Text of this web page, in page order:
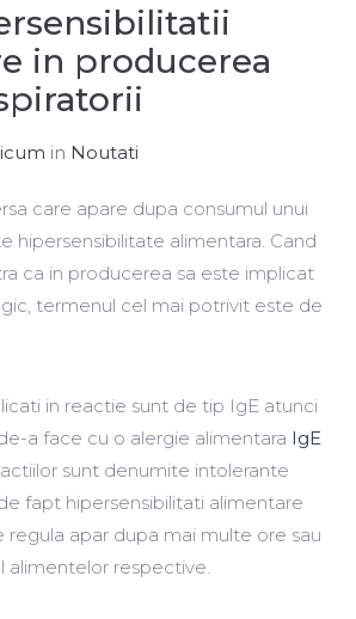
in producerea
in Noutati
care apare dupa consumul unui
hipersensibilitate alimentara. Cand
ca in producerea sa este implicat
termenul cel mai potrivit este de
in reactie sunt de tip IgE atunci
a face cu o alergie alimentara IgE
sunt denumite intolerante
fapt hipersensibilitati alimentare
regula apar dupa mai multe ore sau
alimentelor respective.